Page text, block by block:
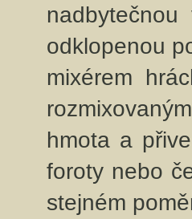
odklopenou
mixérem
hmota a
foroty nebo
stejném